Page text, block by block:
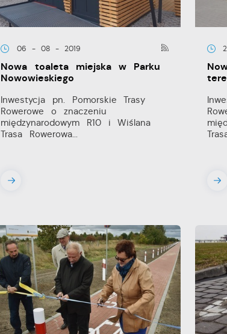
06 - 08 - 2019
Nowa toaleta miejska w Parku
Nowowieskiego
Inwestycja pn. Pomorskie Trasy
Rowerowe o znaczeniu
międzynarodowym R10 i Wiślana
Trasa Rowerowa...